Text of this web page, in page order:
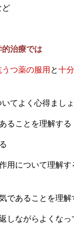
ど
治療では
うつ薬の服用 と十
てよく心得ましょ
ることを理解する
用について理解す
であることを理解
しながらよくな